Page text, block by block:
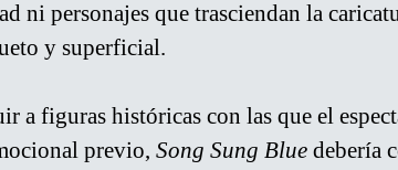
ni personajes que trasciendan la
y superficial.
a figuras históricas con las que el
previo, Song Sung Blue debería